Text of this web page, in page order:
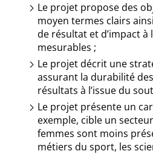
Le projet propose des
moyen termes clairs
de résultat et d’impact
mesurables ;
Le projet décrit une
assurant la durabilité
résultats à l’issue du
Le projet présente un
exemple, cible un
femmes sont moins
métiers du sport, les